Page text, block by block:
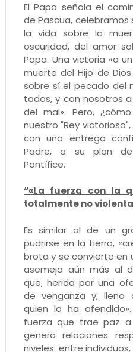
El Papa señala el
de Pascua, celebramos
la vida sobre la
oscuridad, del amor
Papa. Una victoria «a
muerte del Hijo de
sobre sí el pecado del
todos, y con nosotros
del mal». Pero,
nuestro "Rey
con una entrega
Padre, a su plan de
Pontífice.
“«La fuerza con la
totalmente no
Es similar al de un
pudrirse en la tierra,
brota y se convierte en
asemeja aún más al
que, herido por una
de venganza y, lleno
quien lo ha
fuerza que trae paz a
genera relaciones
niveles: entre